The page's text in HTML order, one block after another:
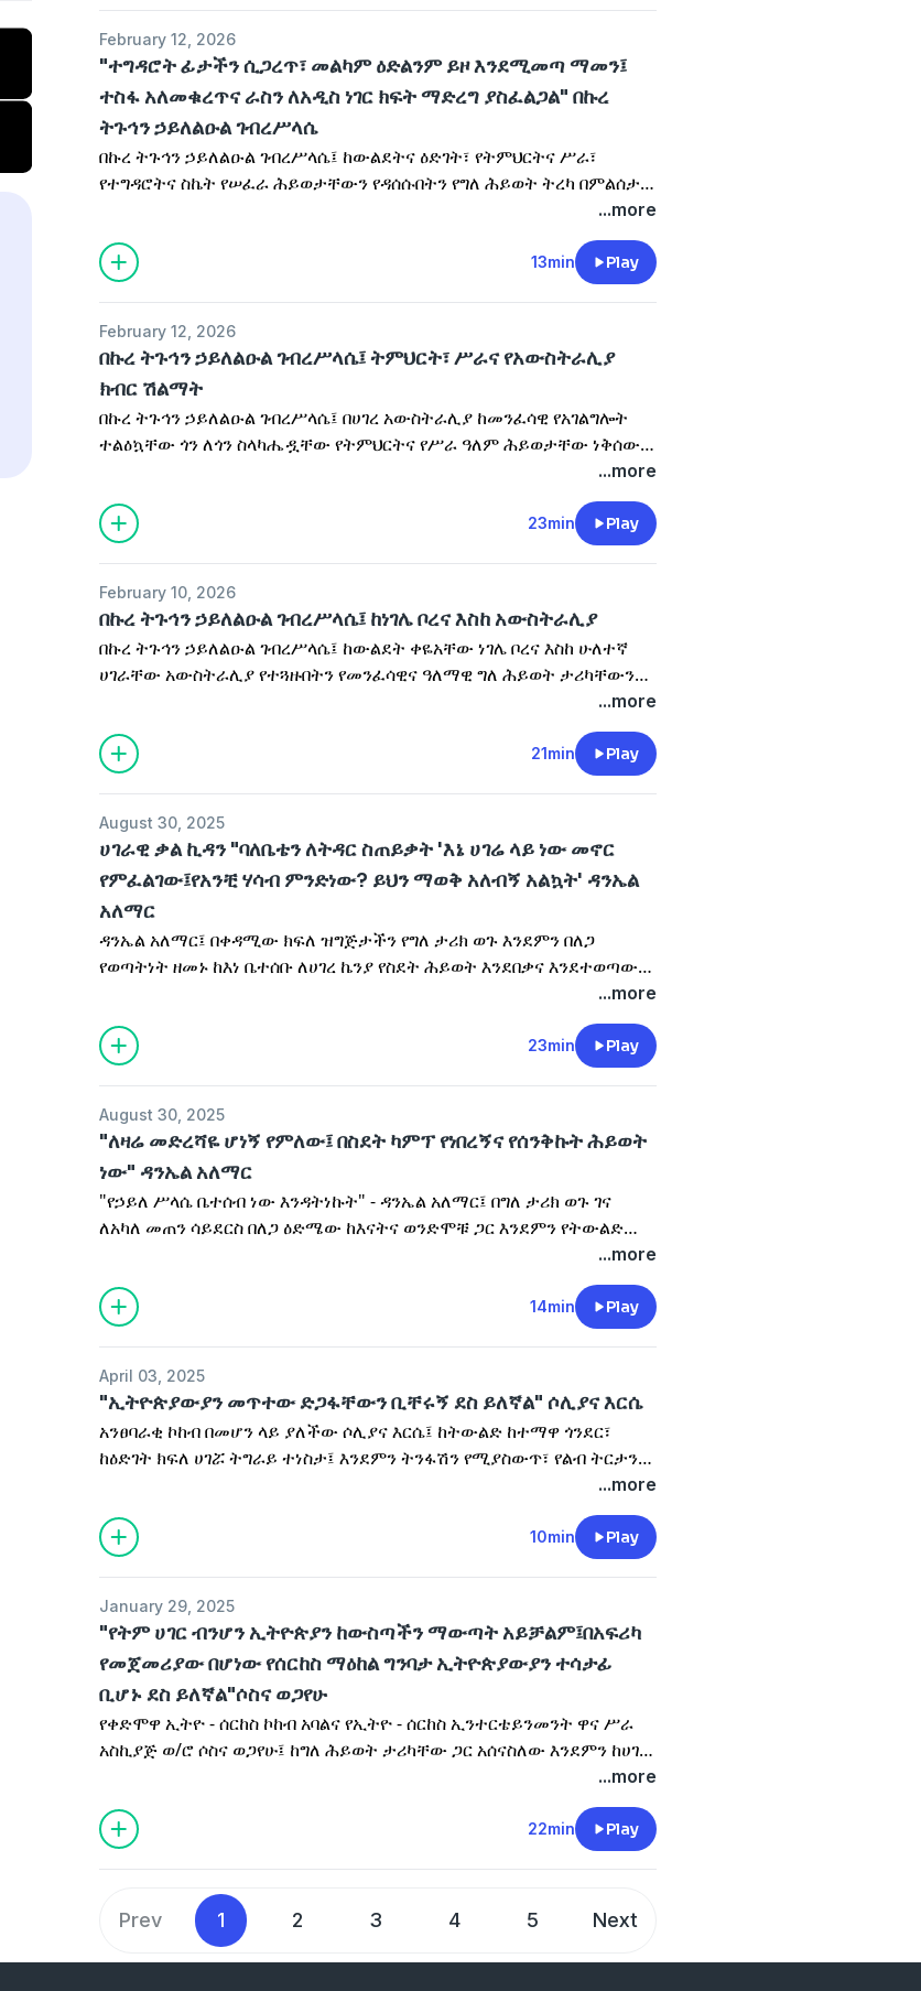
February 12, 2026
"ተግዳሮት ፊታችን ሲጋረጥ፣ መልካም ዕድልንም ይዞ እንደሚመጣ ማመን፤
ተስፋ አለመቁረጥና ራስን ለአዲስ ነገር ክፍት ማድረግ ያስፈልጋል" በኩረ
ትጉኅን ኃይለልዑል ገብረሥላሴ
በኩረ ትጉኅን ኃይለልዑል ገብረሥላሴ፤ ከውልደትና ዕድገት፣ የትምህርትና ሥራ፣
የተግዳሮትና ስኬት የሠፈራ ሕይወታቸውን የዳሰሱበትን የግለ ሕይወት ትረካ በምልሰታዊ
...more
13min Play
February 12, 2026
በኩረ ትጉኅን ኃይለልዑል ገብረሥላሴ፤ ትምህርት፣ ሥራና የአውስትራሊያ
ክብር ሽልማት
በኩረ ትጉኅን ኃይለልዑል ገብረሥላሴ፤ በሀገረ አውስትራሊያ ከመንፈሳዊ የአገልግሎት
ተልዕኳቸው ጎን ለጎን ስላካሔዷቸው የትምህርትና የሥራ ዓለም ሕይወታቸው ነቅሰው
...more
23min Play
February 10, 2026
በኩረ ትጉኅን ኃይለልዑል ገብረሥላሴ፤ ከነገሌ ቦረና እስከ አውስትራሊያ
በኩረ ትጉኅን ኃይለልዑል ገብረሥላሴ፤ ከውልደት ቀዬአቸው ነገሌ ቦረና እስከ ሁለተኛ
ሀገራቸው አውስትራሊያ የተጓዙበትን የመንፈሳዊና ዓለማዊ ግለ ሕይወት ታሪካቸውን
...more
21min Play
August 30, 2025
ሀገራዊ ቃል ኪዳን "ባለቤቴን ለትዳር ስጠይቃት 'እኔ ሀገሬ ላይ ነው መኖር
የምፈልገው፤የአንቺ ሃሳብ ምንድነው? ይህን ማወቅ አለብኝ አልኳት' ዳንኤል
አለማር
ዳንኤል አለማር፤ በቀዳሚው ክፍለ ዝግጅታችን የግለ ታሪክ ወጉ እንደምን በለጋ
የወጣትነት ዘመኑ ከእነ ቤተሰቡ ለሀገረ ኬንያ የስደት ሕይወት እንደበቃና እንደተወጣው
...more
23min Play
August 30, 2025
"ለዛሬ መድረሻዬ ሆነኝ የምለው፤ በስደት ካምፕ የነበረኝና የሰንቅኩት ሕይወት
ነው" ዳንኤል አለማር
"የኃይለ ሥላሴ ቤተሰብ ነው እንዳትነኩት" - ዳንኤል አለማር፤ በግለ ታሪክ ወጉ ገና
ለአካለ መጠን ሳይደርስ በለጋ ዕድሜው ከእናትና ወንድሞቹ ጋር እንደምን የትውልድ
ሀገሩን ኢትዮጵያን ለቅቆ ለኬንያ የስደት ካምፕ እንደተዳረገና የኢትዮጵያ ስም እንደምን
...more
14min Play
April 03, 2025
"ኢትዮጵያውያን መጥተው ድጋፋቸውን ቢቸሩኝ ደስ ይለኛል" ሶሊያና እርሴ
አንፀባራቂ ኮከብ በመሆን ላይ ያለችው ሶሊያና እርሴ፤ ከትውልድ ከተማዋ ጎንደር፣
ከዕድገት ክፍለ ሀገሯ ትግራይ ተነስታ፤ እንደምን ትንፋሽን የሚያስውጥ፣ የልብ ትርታን
ከፍና ዝቅ የሚያደርግ፣ ምትሃታዊ እንጂ ከቶውንም የመድረክ ዕውነታ የማይመስለው፤
ግና ሞገስን የተላበሰ አካላዊ መተጣጠፍ ኮንቶርሽን ተጠባቢ ለመሆን እንደበቃች
ታወጋለች። ከኤፕሪል 3 እስከ ሜይ 11 በሜልበርን ከተማ Meat Market ከ Club
Kabarett ጋር በመሆን ለሕዝብ ስለምታቀርበው ዝግጅቷ ታነሳለች። የኢትዮጵያውያን
...more
10min Play
January 29, 2025
"የትም ሀገር ብንሆን ኢትዮጵያን ከውስጣችን ማውጣት አይቻልም፤በአፍሪካ
የመጀመሪያው በሆነው የሰርከስ ማዕከል ግንባታ ኢትዮጵያውያን ተሳታፊ
ቢሆኑ ደስ ይለኛል"ሶስና ወጋየሁ
የቀድሞዋ ኢትዮ - ሰርከስ ኮከብ አባልና የኢትዮ - ሰርከስ ኢንተርቴይንመንት ዋና ሥራ
አስኪያጅ ወ/ሮ ሶስና ወጋየሁ፤ ከግለ ሕይወት ታሪካቸው ጋር አሰናስለው እንደምን ከሀገረ
አውስትራሊያ ወደ ሀገር ቤት በመመለስ፤ በአፍሪካ የመጀመሪያ የሚሆነውን የሰርከስ...more
22min Play
Prev 1 2 3 4 5 Next